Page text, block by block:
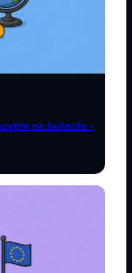
na świecie –